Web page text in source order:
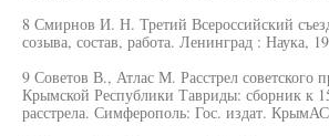
8 Смирнов И. Н. Третий Всероссийский
созыва, состав, работа. Ленинград : Наука,
9 Советов В., Атлас М. Расстрел советского
Крымской Республики Тавриды: сборник к
расстрела. Симферополь: Гос. издат.